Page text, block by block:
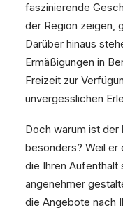
faszinierende
der Region zeigen,
Darüber hinaus
Ermäßigungen in
Freizeit zur
unvergesslichen
Doch warum ist der
besonders? Weil er
die Ihren Aufenthalt
angenehmer
die Angebote nach